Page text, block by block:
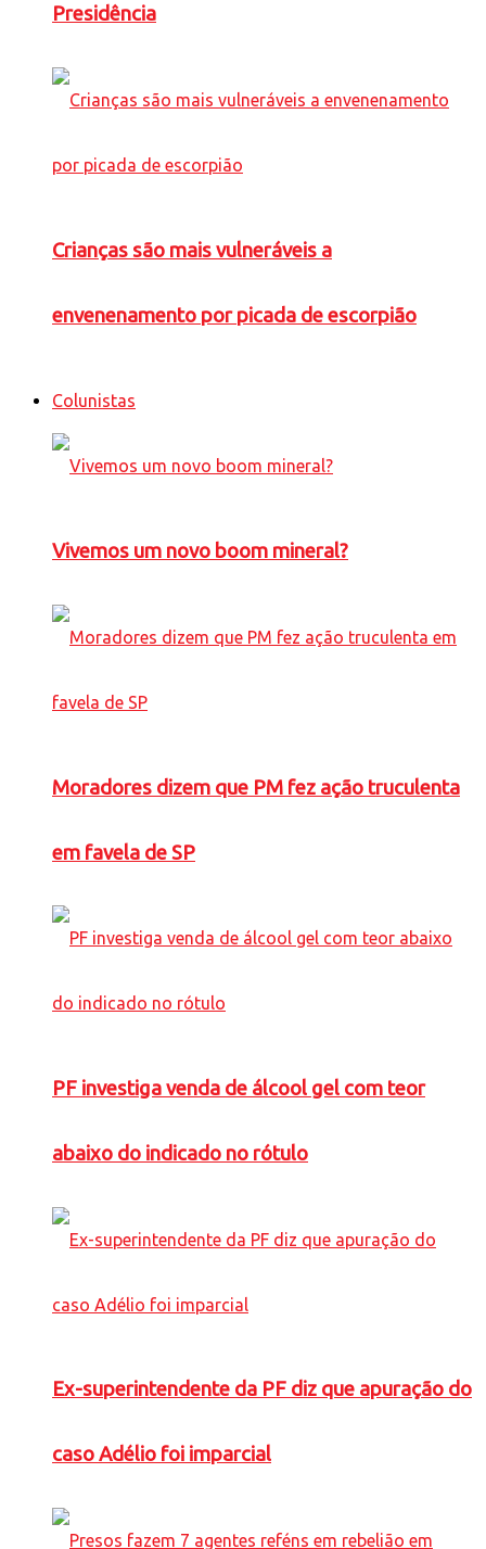
Presidência
Crianças são mais vulneráveis a
envenenamento por picada de escorpião
Colunistas
Vivemos um novo boom mineral?
Moradores dizem que PM fez ação truculenta
em favela de SP
PF investiga venda de álcool gel com teor
abaixo do indicado no rótulo
Ex-superintendente da PF diz que apuração do
caso Adélio foi imparcial